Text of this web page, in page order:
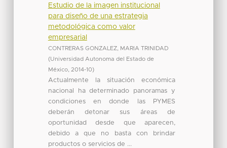
Estudio de la imagen institucional
para diseño de una estrategia
metodológica como valor
empresarial
CONTRERAS GONZALEZ, MARIA TRINIDAD
(Universidad Autonoma del Estado de
México, 2014-10)
Actualmente la situación económica
nacional ha determinado panoramas y
condiciones en donde las PYMES
deberán detonar sus áreas de
oportunidad desde que aparecen,
debido a que no basta con brindar
productos o servicios de ...